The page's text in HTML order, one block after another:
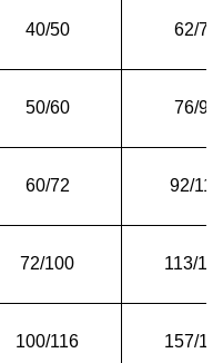
40/50 62/76
50/60 76/92
60/72 92/113
72/100 113/
100/116 157/